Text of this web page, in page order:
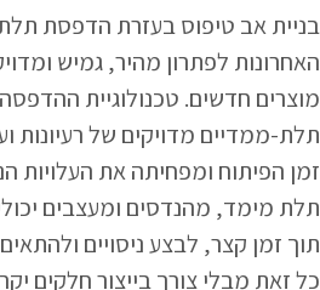
בניית אב טיפוס בעזרת הדפסת
האחרונות לפתרון מהיר, גמיש
מוצרים חדשים. טכנולוגיית
תלת-ממדיים מדויקים של רעיונות
זמן הפיתוח ומפחיתה את העלויות
תלת מימד, מהנדסים ומעצבים
תוך זמן קצר, לבצע ניסויים ולהתאים
כל זאת מבלי צורך בייצור חלקים